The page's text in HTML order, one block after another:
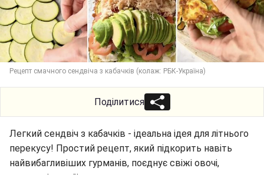
Рецепт смачного сендвіча з кабачків (колаж: РБК-Україна)
Поділитися
Легкий сендвіч з кабачків - ідеальна ідея для літнього
перекусу! Простий рецепт, який підкорить навіть
найвибагливіших гурманів, поєднує свіжі овочі,